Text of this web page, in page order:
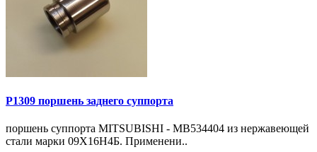
P1309 поршень заднего суппорта
поршень суппорта MITSUBISHI - MB534404 из нержавеющей
стали марки 09Х16Н4Б. Применени..